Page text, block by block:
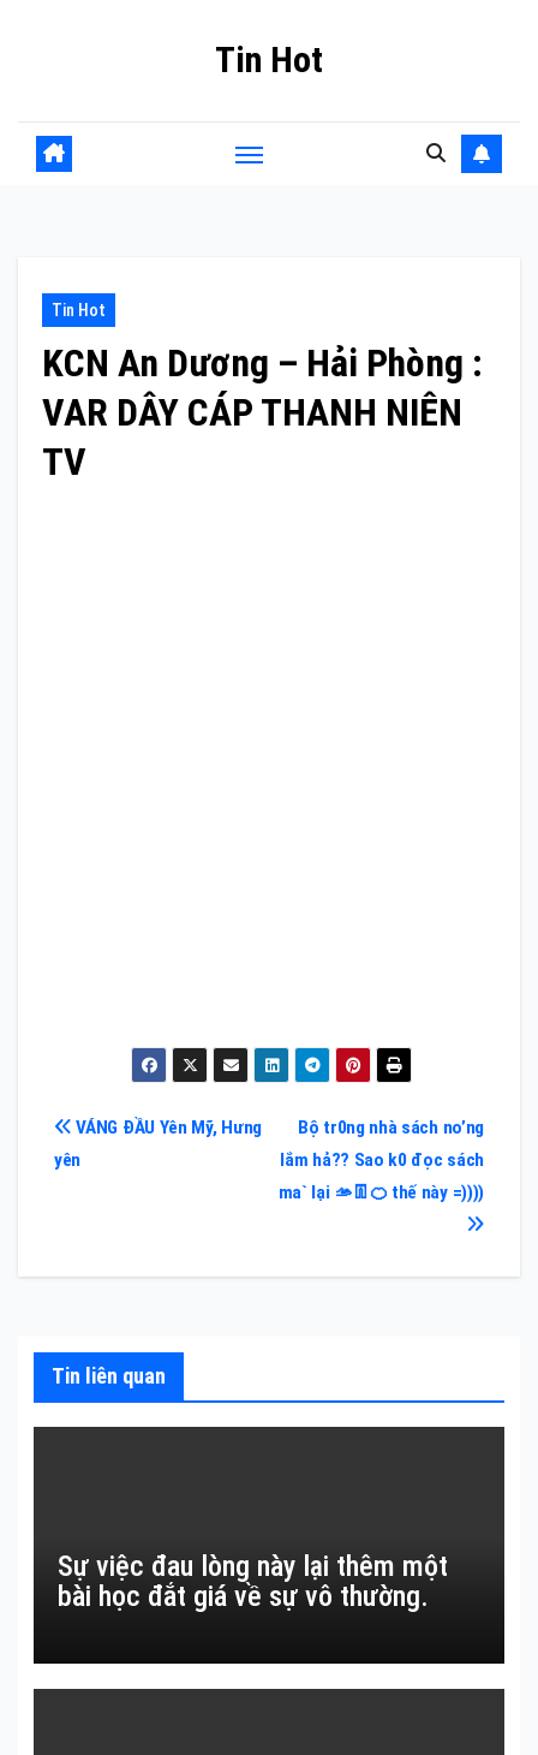
Tin Hot
Tin Hot
KCN An Dương – Hải Phòng :
VAR DÂY CÁP THANH NIÊN
TV
Điều
hướng
viết
Bộ tr0ng nhà sách no’ng
lắm hả?? Sao k0 đọc sách
ma` lại 🫴👖🍊 thế này =))))
VÁNG ĐẦU Yên Mỹ, Hưng
yên
Tin liên quan
Sự việc đau lòng này lại thêm một
bài học đắt giá về sự vô thường.